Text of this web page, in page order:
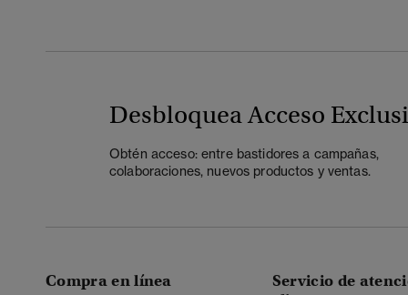
Desbloquea Acceso
Obtén acceso: entre bastidores a campañas,
colaboraciones, nuevos productos y ventas.
Compra en línea
Servicio de